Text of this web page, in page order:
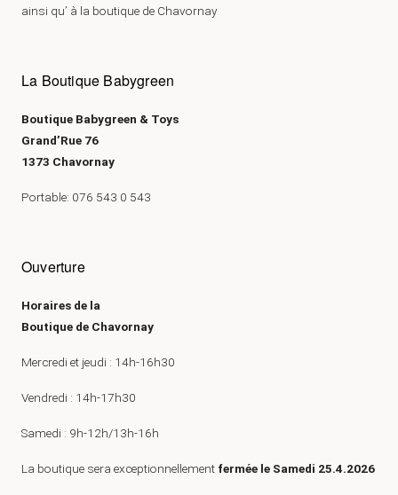
ainsi qu’ à la boutique de Chavornay
La Boutique Babygreen
Boutique Babygreen & Toys
Grand’Rue 76
1373 Chavornay
Portable: 076 543 0 543
Ouverture
Horaires de la
Boutique de Chavornay
Mercredi et jeudi : 14h-16h30
Vendredi : 14h-17h30
Samedi : 9h-12h/13h-16h
La boutique sera exceptionnellement fermée le Samedi 25.4.2026